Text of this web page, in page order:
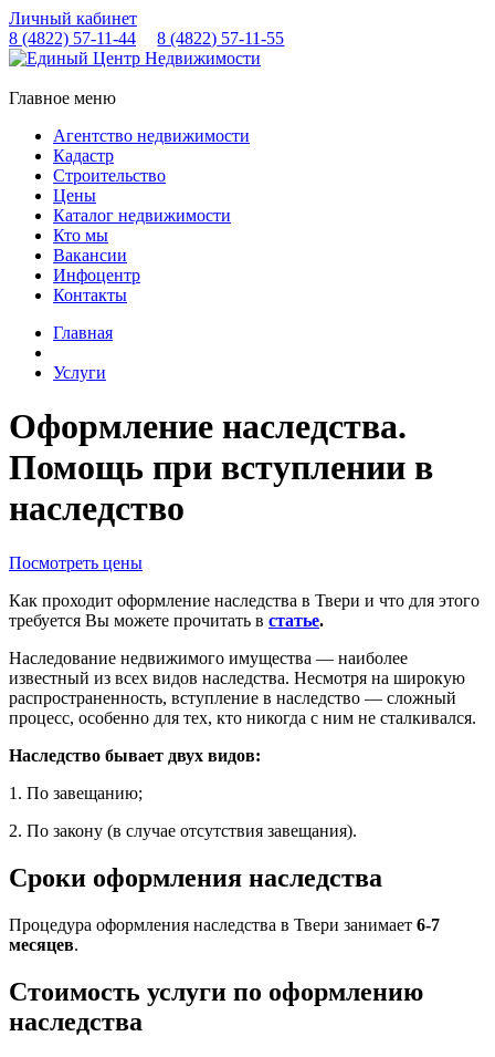
Личный кабинет
8 (4822) 57-11-44 8 (4822) 57-11-55
Главное меню
Агентство недвижимости
Кадастр
Строительство
Цены
Каталог недвижимости
Кто мы
Вакансии
Инфоцентр
Контакты
Главная
Услуги
Оформление наследства.
Помощь при вступлении в
наследство
Посмотреть цены
Как проходит оформление наследства в Твери и что для этого
требуется Вы можете прочитать в статье.
Наследование недвижимого имущества — наиболее
известный из всех видов наследства. Несмотря на широкую
распространенность, вступление в наследство — сложный
процесс, особенно для тех, кто никогда с ним не сталкивался.
Наследство бывает двух видов:
1. По завещанию;
2. По закону (в случае отсутствия завещания).
Сроки оформления наследства
Процедура оформления наследства в Твери занимает 6-7
месяцев.
Стоимость услуги по оформлению
наследства